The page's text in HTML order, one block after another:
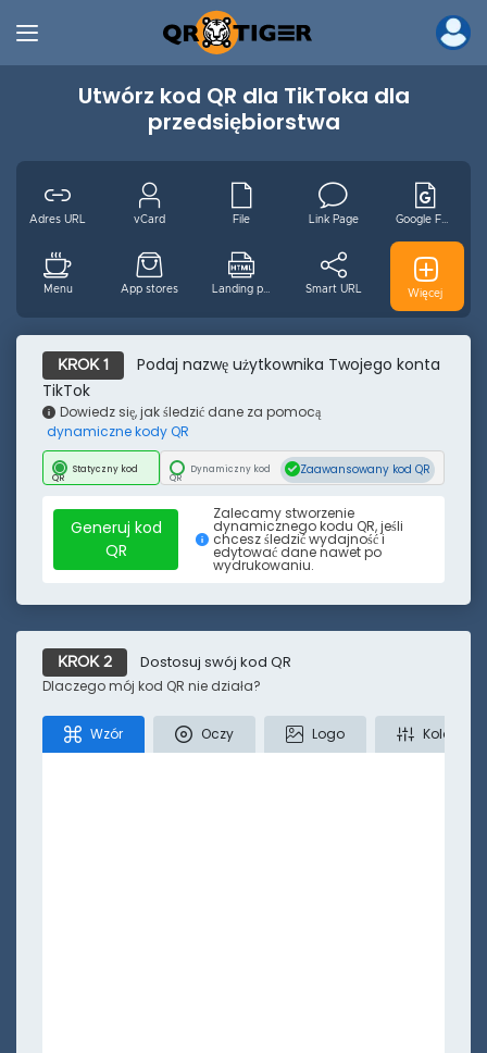
Utwórz kod QR dla TikToka dla
przedsiębiorstwa
Adres URL vCard File Link Page
Menu App stores Smart URL GS1 Digital
MP3 Wideo Wifi Email WhatsApp
Wydarzenie Facebook
Mniej
Więcej
KROK 1
Podaj nazwę użytkownika Twojego konta
TikTok
Dowiedz się, jak śledzić dane za pomocą
dynamiczne kody QR
Statyczny kod
QR
Dynamiczny kod
QR
Zaawansowany kod QR
Generuj kod
QR
Zalecamy stworzenie
dynamicznego kodu QR, jeśli
chcesz śledzić wydajność i
edytować dane nawet po
wydrukowaniu.
KROK 2 Dostosuj swój kod QR
Dlaczego mój kod QR nie działa?
Wzór Oczy Logo Kolory